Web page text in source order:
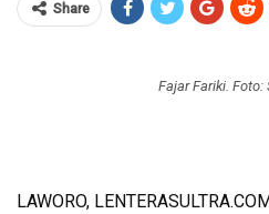
Share
Fajar Fariki. Foto:
LAWORO,